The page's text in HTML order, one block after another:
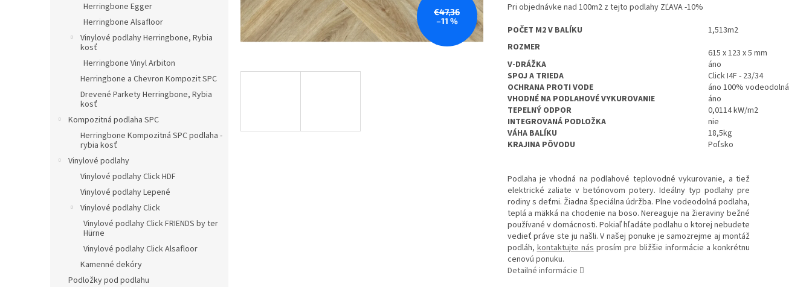
Herringbone Egger
Herringbone Alsafloor
Vinylové podlahy Herringbone, Rybia
kosť
Herringbone Vinyl Arbiton
Herringbone a Chevron Kompozit SPC
Drevené Parkety Herringbone, Rybia
kosť
Kompozitná podlaha SPC
Herringbone Kompozitná SPC podlaha -
rybia kosť
Vinylové podlahy
Vinylové podlahy Click HDF
Vinylové podlahy Lepené
Vinylové podlahy Click
Vinylové podlahy Click FRIENDS by ter
Hürne
Vinylové podlahy Click Alsafloor
Kamenné dekóry
Podložky pod podlahu
€47,36
–11 %
Pri objednávke nad 100m2 z tejto podlahy ZĽAVA -10%
POČET M2 V BALÍKU
1,513m2
ROZMER
615 x 123 x 5 mm
V-DRÁŽKA
áno
SPOJ A TRIEDA
Click I4F - 23/34
OCHRANA PROTI VODE
áno 100% vodeodolná
VHODNÉ NA PODLAHOVÉ VYKUROVANIE
áno
TEPELNÝ ODPOR
0,0114 kW/m2
INTEGROVANÁ PODLOŽKA
nie
VÁHA BALÍKU
18,5kg
KRAJINA PÔVODU
Poľsko
Podlaha je vhodná na podlahové teplovodné vykurovanie, a tiež
elektrické zaliate v betónovom potery. Ideálny typ podlahy pre
rodiny s deťmi. Žiadna špeciálna údržba. Plne vodeodolná podlaha,
teplá a mäkká na chodenie na boso. Nereaguje na žieraviny bežné
používané v domácnosti. Pokiaľ hľadáte podlahu o ktorej nebudete
vedieť práve ste ju našli. V našej ponuke je samozrejme aj montáž
podláh,kontaktujte násprosím pre bližšie informácie a konkrétnu
cenovú ponuku.
Detailné informácie